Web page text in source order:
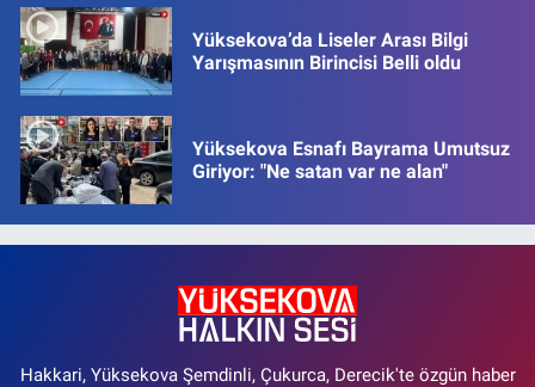
Yüksekova’da Liseler Arası Bilgi
Yarışmasının Birincisi Belli oldu
Yüksekova Esnafı Bayrama Umutsuz
Giriyor: "Ne satan var ne alan"
Hakkari, Yüksekova Şemdinli, Çukurca, Derecik'te özgün haber